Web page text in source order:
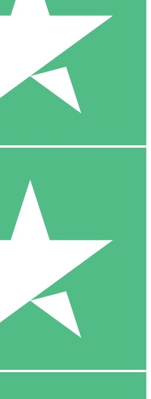
crédits de téléchargement. Sans
10 00
Téléchargements
20 00